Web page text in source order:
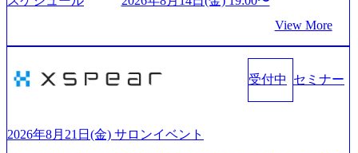
戦略立案、IT導入までをワンストップで提供するコンサル
ティングファームである。 ​- 2025年1月時点で従業員数1,209
名を擁し、事業拡大を続けている。 「人」にフォーカスを
当てたコンサルティング会社として、社員の人間力を強み
としたサービスを提供している。 ​- - 2018年から6年連続で
ティングファームやSIer、事業会社出身者など、多様な経歴
の社員が活躍している。 年間休日120日以上、完全週休2日
ラになる Value： INTEGRITY誠実であろう 素直に心を開い
て伝える、自責かつ利他の精神で動く、謙虚な姿勢でウソ
る、失敗を恐れずにふみだす、執着心をもって没頭する O
WNERSHIP当事者であろう みずから決めてみずから動く、
だわろう 今すぐ決める、すばやく動く、まず成果物をだす
View More
受付中 セミナー
2026年8月21日(金) サロンイベント